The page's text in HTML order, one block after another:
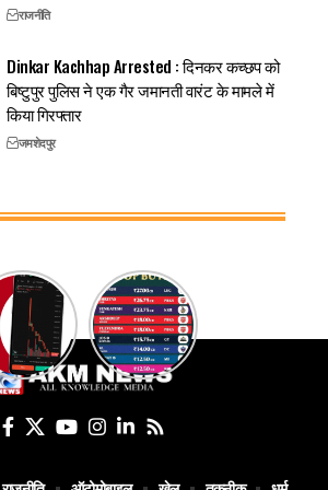
राजनीति
Dinkar Kachhap Arrested : दिनकर कच्छप को
बिष्टुपुर पुलिस ने एक गैर जमानती वारंट के मामले में
किया गिरफ्तार
जमशेदपुर